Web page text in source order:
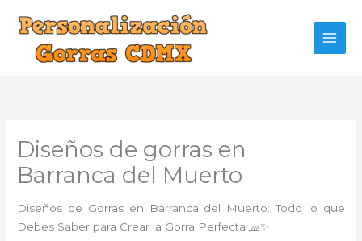
contenido
Diseños de gorras en
Barranca del Muerto
Diseños de Gorras en Barranca del Muerto: Todo lo que
Debes Saber para Crear la Gorra Perfecta 🧢✨